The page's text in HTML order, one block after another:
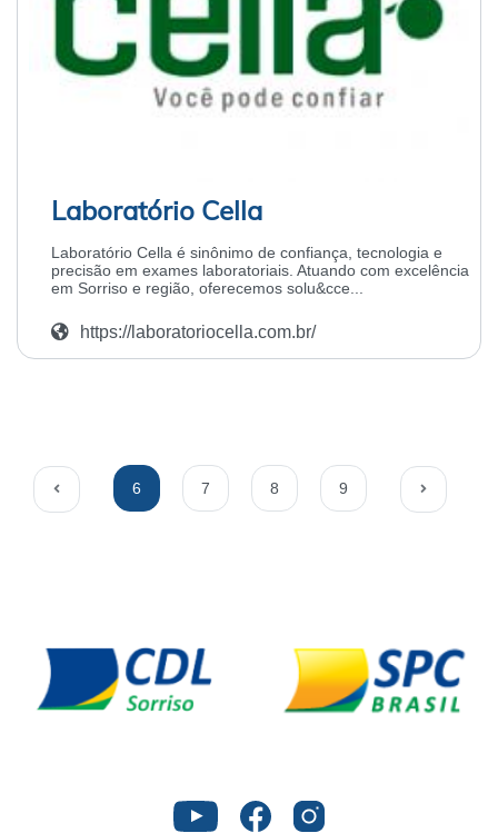
Laboratório Cella
Laboratório Cella é sinônimo de confiança, tecnologia e
precisão em exames laboratoriais. Atuando com excelência
em Sorriso e região, oferecemos solu&cce...
https://laboratoriocella.com.br/
6 7 8 9